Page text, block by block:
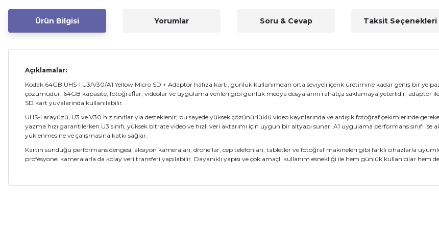
Ürün Bilgisi Yorumlar Soru & Cevap Taksit Seçenekleri
Açıklamalar:
Kodak 64GB UHS-I U3/V30/A1 Yellow Micro SD + Adaptör hafıza kartı, günlük kullanımdan orta seviyeli içerik üretimine kadar geniş bir
çözümüdür. 64GB kapasite, fotoğraflar, videolar ve uygulama verileri gibi günlük medya dosyalarını rahatça saklamaya yeterlidir; adaptör
SD kart yuvalarında kullanılabilir.
UHS-I arayüzü, U3 ve V30 hız sınıflarıyla desteklenir; bu sayede yüksek çözünürlüklü video kayıtlarında ve ardışık fotoğraf çekimlerinde
yazma hızı garantilerken U3 sınıfı, yüksek bitrate video ve hızlı veri aktarımı için uygun bir altyapı sunar. A1 uygulama performans sınıfı
yüklenmesine ve çalışmasına katkı sağlar.
Kartın sunduğu performans dengesi, aksiyon kameraları, drone’lar, cep telefonları, tabletler ve fotoğraf makineleri gibi farklı cihazlarla
profesyonel kameralarla da kolay veri transferi yapılabilir. Dayanıklı yapısı ve çok amaçlı kullanım esnekliği ile hem günlük kullanıcılar